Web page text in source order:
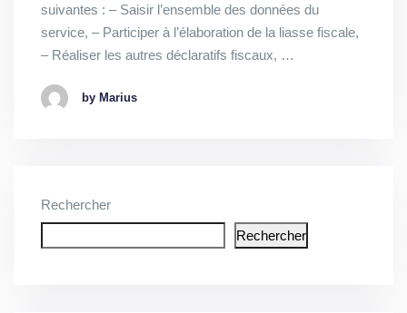
suivantes : – Saisir l’ensemble des données du
service, – Participer à l’élaboration de la liasse fiscale,
– Réaliser les autres déclaratifs fiscaux, …
by Marius
Rechercher
Rechercher